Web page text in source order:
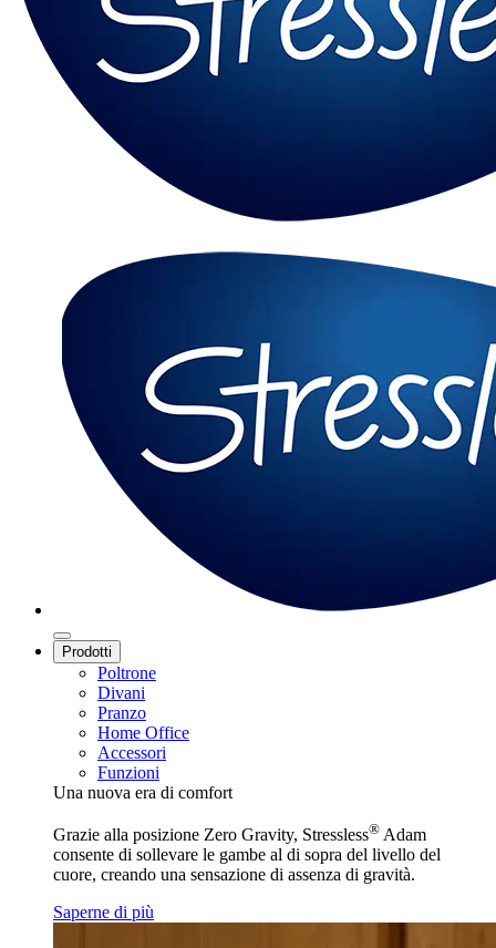
Prodotti
Poltrone
Divani
Pranzo
Home Office
Accessori
Funzioni
Una nuova era di comfort
Grazie alla posizione Zero Gravity, Stressless® Adam
consente di sollevare le gambe al di sopra del livello del
cuore, creando una sensazione di assenza di gravità.
Saperne di più